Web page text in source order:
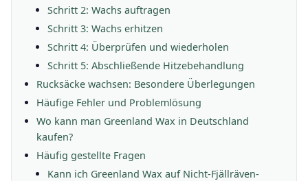
Schritt 2: Wachs auftragen
Schritt 3: Wachs erhitzen
Schritt 4: Überprüfen und wiederholen
Schritt 5: Abschließende Hitzebehandlung
Rucksäcke wachsen: Besondere Überlegungen
Häufige Fehler und Problemlösung
Wo kann man Greenland Wax in Deutschland
kaufen?
Häufig gestellte Fragen
Kann ich Greenland Wax auf Nicht-Fjällräven-